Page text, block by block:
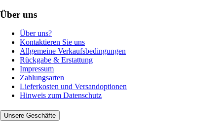
Über uns
Über uns?
Kontaktieren Sie uns
Allgemeine Verkaufsbedingungen
Rückgabe & Erstattung
Impressum
Zahlungsarten
Lieferkosten und Versandoptionen
Hinweis zum Datenschutz
Unsere Geschäfte